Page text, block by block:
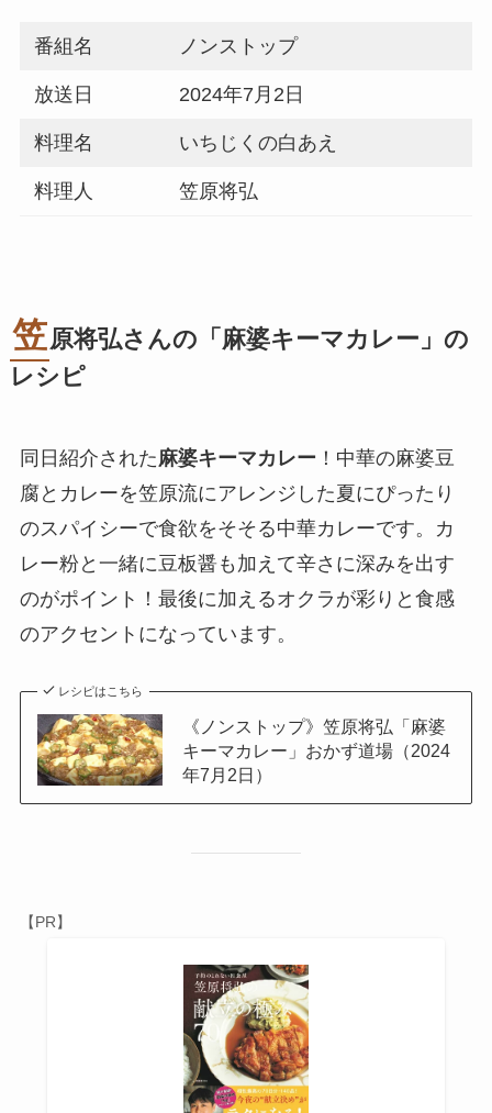
番組名 ノンストップ
放送日 2024年7月2日
料理名 いちじくの白あえ
料理人 笠原将弘
笠原将弘さんの「 麻婆キーマカレー 」の
レシピ
同日紹介された麻婆キーマカレー ！中華の麻婆豆
腐とカレーを笠原流にアレンジした夏にぴったり
のスパイシーで食欲をそそる中華カレーです。カ
レー粉と一緒に豆板醤も加えて辛さに深みを出す
のがポイント！最後に加えるオクラが彩りと食感
のアクセントになっています。
レシピはこちら
《ノンストップ》笠原将弘「麻婆
キーマカレー」おかず道場（2024
年7月2日）
【PR】